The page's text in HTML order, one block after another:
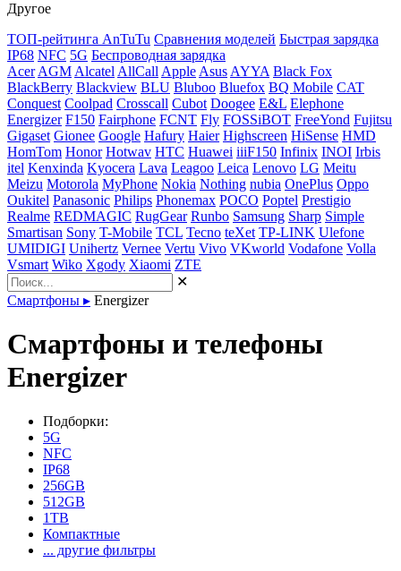
Другое
ТОП-рейтинга AnTuTu Сравнения моделей Быстрая зарядка
IP68 NFC 5G Беспроводная зарядка
Acer AGM Alcatel AllCall Apple Asus AYYA Black Fox
BlackBerry Blackview BLU Bluboo Bluefox BQ Mobile CAT
Conquest Coolpad Crosscall Cubot Doogee E&L Elephone
Energizer F150 Fairphone FCNT Fly FOSSiBOT FreeYond Fujitsu
Gigaset Gionee Google Hafury Haier Highscreen HiSense HMD
HomTom Honor Hotwav HTC Huawei iiiF150 Infinix INOI Irbis
itel Kenxinda Kyocera Lava Leagoo Leica Lenovo LG Meitu
Meizu Motorola MyPhone Nokia Nothing nubia OnePlus Oppo
Oukitel Panasonic Philips Phonemax POCO Poptel Prestigio
Realme REDMAGIC RugGear Runbo Samsung Sharp Simple
Smartisan Sony T-Mobile TCL Tecno teXet TP-LINK Ulefone
UMIDIGI Unihertz Vernee Vertu Vivo VKworld Vodafone Volla
Vsmart Wiko Xgody Xiaomi ZTE
✕
Смартфоны ▸ Energizer
Смартфоны и телефоны
Energizer
Подборки:
5G
NFC
IP68
256GB
512GB
1TB
Компактные
... другие фильтры